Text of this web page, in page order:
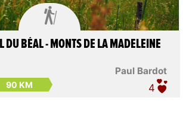

Paul Bardot
DU BÉAL - MONTS DE LA MADELEINE
90 KM 4